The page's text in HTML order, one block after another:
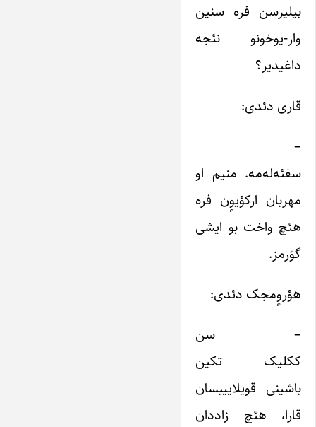
بیلیرسن فره سنین
وار-یوخونو نئجه
داغیدیر؟
قاری دئدی:
–
سفئه‌له‌مه. منیم او
مهربان ارکؤیوٍن فره
هئچ واخت بو ایشی
گؤرمز.
هؤروٍمجک دئدی:
– سن
ککلیک تکین
باشینی قویلاییبسان
قارا، هئچ زاددان